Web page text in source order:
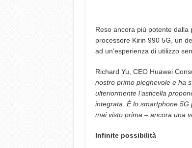
Reso ancora più potente dalla
processore Kirin 990 5G, un
ad un’esperienza di utilizzo
Richard Yu, CEO Huawei
nostro primo pieghevole e ha
ulteriormente l’asticella
integrata. È lo smartphone
mai visto prima – ancora una
Infinite possibilità